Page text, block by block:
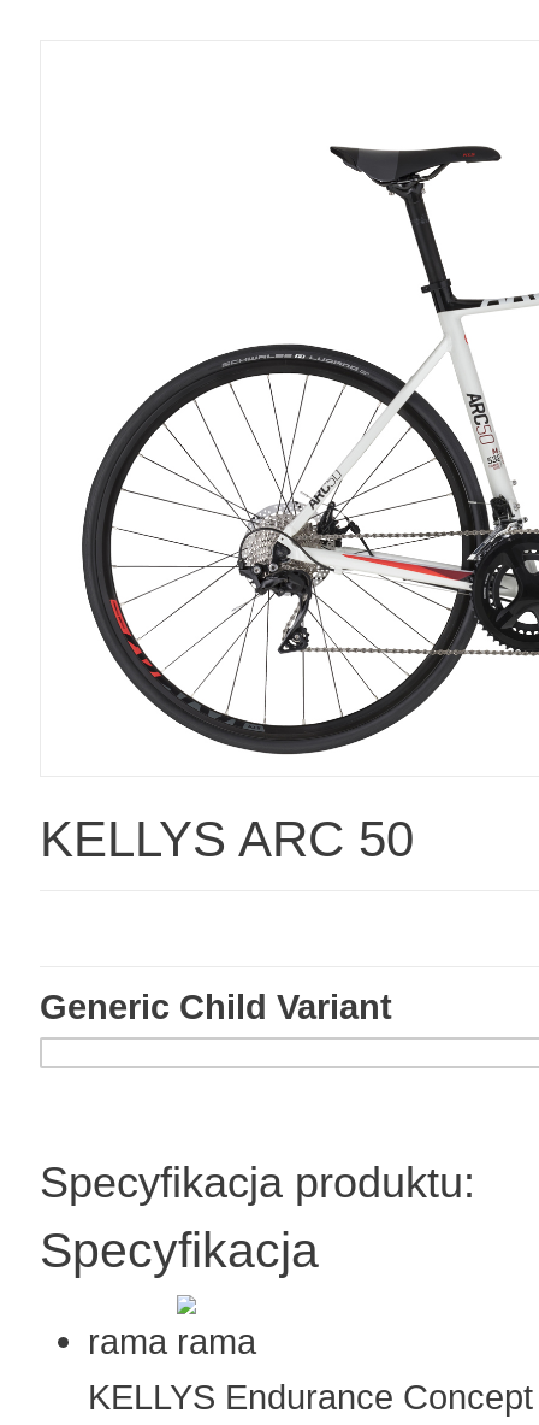
KELLYS ARC 50
Generic Child Variant
Specyfikacja produktu:
Specyfikacja
rama
KELLYS Endurance